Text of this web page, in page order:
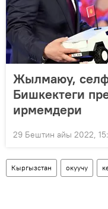
Жылмаюу,
Бишкектеги
ирмемдери
29 Бештин айы 2022,
Кыргызстан окуучу